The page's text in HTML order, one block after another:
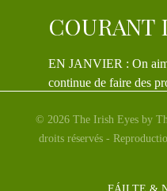
COURANT
EN JANVIER : On
continue de faire des
© 2026 The Irish Eyes by
droits réservés -